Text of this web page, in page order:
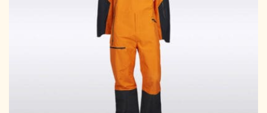
produktsiden